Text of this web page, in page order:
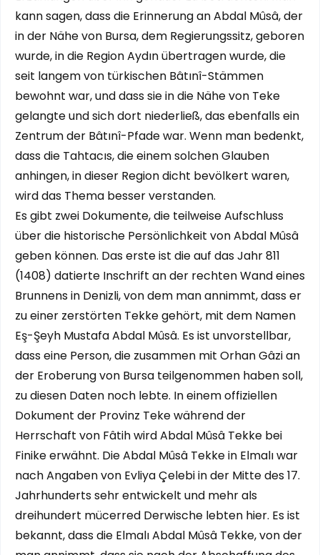
kann sagen, dass die Erinnerung an Abdal Mûsâ, der
in der Nähe von Bursa, dem Regierungssitz, geboren
wurde, in die Region Aydın übertragen wurde, die
seit langem von türkischen Bâtınî-Stämmen
bewohnt war, und dass sie in die Nähe von Teke
gelangte und sich dort niederließ, das ebenfalls ein
Zentrum der Bâtınî-Pfade war. Wenn man bedenkt,
dass die Tahtacıs, die einem solchen Glauben
anhingen, in dieser Region dicht bevölkert waren,
wird das Thema besser verstanden.
Es gibt zwei Dokumente, die teilweise Aufschluss
über die historische Persönlichkeit von Abdal Mûsâ
geben können. Das erste ist die auf das Jahr 811
(1408) datierte Inschrift an der rechten Wand eines
Brunnens in Denizli, von dem man annimmt, dass er
zu einer zerstörten Tekke gehört, mit dem Namen
Eş-Şeyh Mustafa Abdal Mûsâ. Es ist unvorstellbar,
dass eine Person, die zusammen mit Orhan Gâzi an
der Eroberung von Bursa teilgenommen haben soll,
zu diesen Daten noch lebte. In einem offiziellen
Dokument der Provinz Teke während der
Herrschaft von Fâtih wird Abdal Mûsâ Tekke bei
Finike erwähnt. Die Abdal Mûsâ Tekke in Elmalı war
nach Angaben von Evliya Çelebi in der Mitte des 17.
Jahrhunderts sehr entwickelt und mehr als
dreihundert mücerred Derwische lebten hier. Es ist
bekannt, dass die Elmalı Abdal Mûsâ Tekke, von der